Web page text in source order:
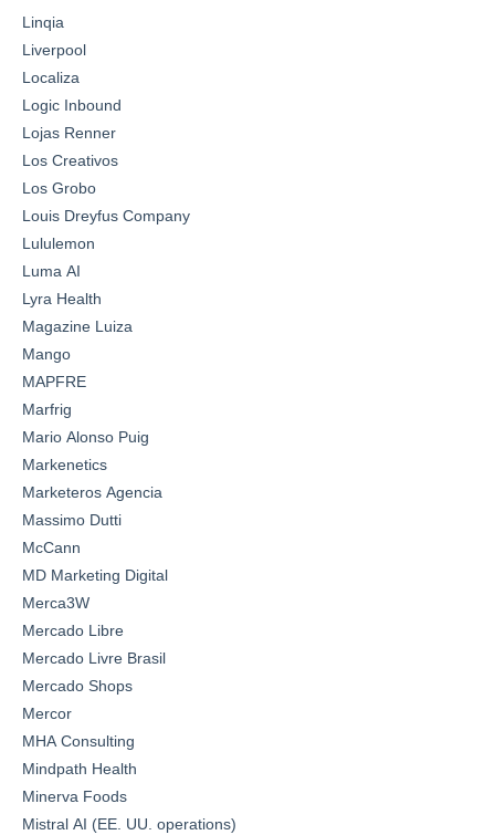
Linqia
Liverpool
Localiza
Logic Inbound
Lojas Renner
Los Creativos
Los Grobo
Louis Dreyfus Company
Lululemon
Luma AI
Lyra Health
Magazine Luiza
Mango
MAPFRE
Marfrig
Mario Alonso Puig
Markenetics
Marketeros Agencia
Massimo Dutti
McCann
MD Marketing Digital
Merca3W
Mercado Libre
Mercado Livre Brasil
Mercado Shops
Mercor
MHA Consulting
Mindpath Health
Minerva Foods
Mistral AI (EE. UU. operations)